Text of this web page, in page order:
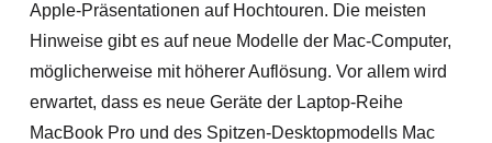
Apple-Präsentationen auf Hochtouren. Die meisten
Hinweise gibt es auf neue Modelle der Mac-Computer,
möglicherweise mit höherer Auflösung. Vor allem wird
erwartet, dass es neue Geräte der Laptop-Reihe
MacBook Pro und des Spitzen-Desktopmodells Mac